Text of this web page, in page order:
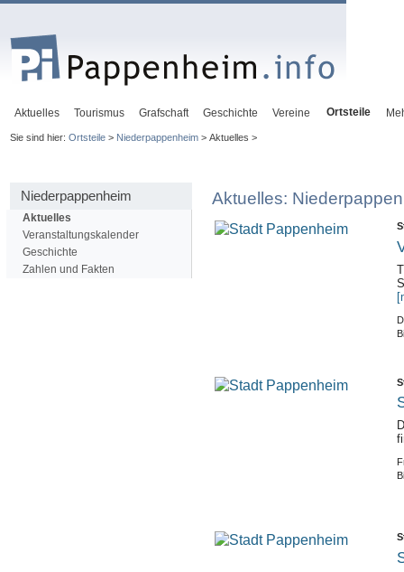
Aktuelles Tourismus Grafschaft Geschichte Vereine Ortsteile
Sie sind hier: Ortsteile> Niederpappenheim> Aktuelles >
Niederpappenheim
Aktuelles
Veranstaltungskalender
Geschichte
Zahlen und Fakten
Aktuelles: